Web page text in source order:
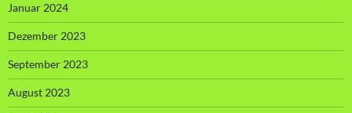
Januar 2024
Dezember 2023
September 2023
August 2023